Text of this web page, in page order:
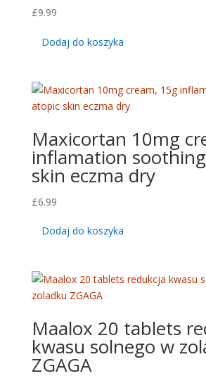
£9.99
Dodaj do koszyka
Maxicortan 10mg
inflamation
skin eczma dry
£6.99
Dodaj do koszyka
Maalox 20 tablets
kwasu solnego w
ZGAGA